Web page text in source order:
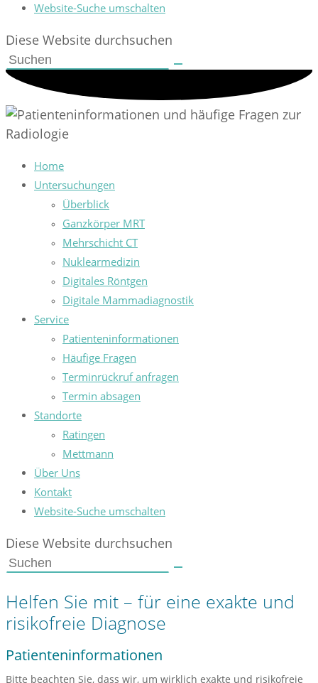
Website-Suche umschalten
Diese Website durchsuchen
Home
Untersuchungen
Überblick
Ganzkörper MRT
Mehrschicht CT
Nuklearmedizin
Digitales Röntgen
Digitale Mammadiagnostik
Service
Patienteninformationen
Häufige Fragen
Terminrückruf anfragen
Termin absagen
Standorte
Ratingen
Mettmann
Über Uns
Kontakt
Website-Suche umschalten
Diese Website durchsuchen
Helfen Sie mit – für eine exakte und
risikofreie Diagnose
Patienteninformationen
Bitte beachten Sie, dass wir, um wirklich exakte und risikofreie